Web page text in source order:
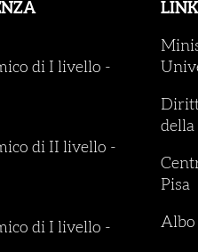
di I livello -
di II livello -
di I livello -
della
Pisa
Albo